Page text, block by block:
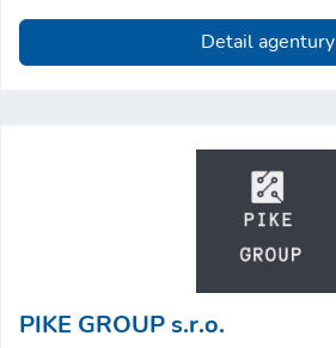
Detail agentury
PIKE GROUP s.r.o.